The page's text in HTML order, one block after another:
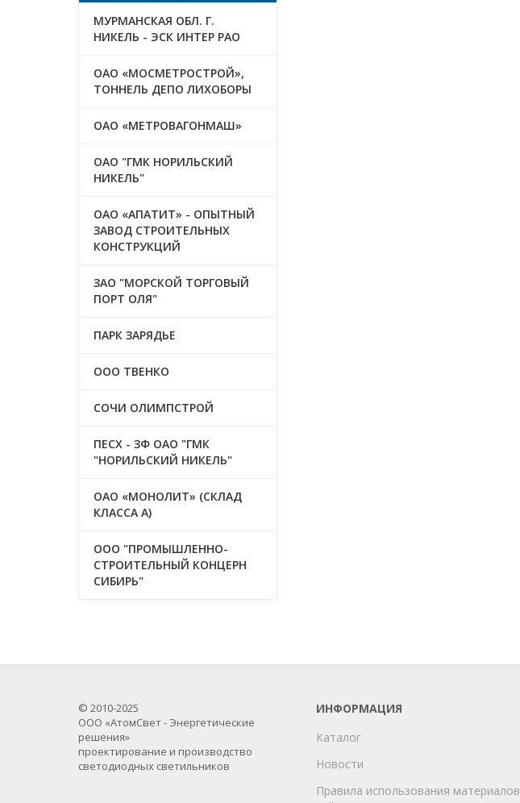
МУРМАНСКАЯ ОБЛ. Г.
НИКЕЛЬ - ЭСК ИНТЕР РАО
ОАО «МОСМЕТРОСТРОЙ»,
ТОННЕЛЬ ДЕПО ЛИХОБОРЫ
ОАО «МЕТРОВАГОНМАШ»
ОАО "ГМК НОРИЛЬСКИЙ
НИКЕЛЬ"
ОАО «АПАТИТ» - ОПЫТНЫЙ
ЗАВОД СТРОИТЕЛЬНЫХ
КОНСТРУКЦИЙ
ЗАО "МОРСКОЙ ТОРГОВЫЙ
ПОРТ ОЛЯ"
ПАРК ЗАРЯДЬЕ
ООО ТВЕНКО
СОЧИ ОЛИМПСТРОЙ
ПЕСХ - ЗФ ОАО "ГМК
"НОРИЛЬСКИЙ НИКЕЛЬ"
ОАО «МОНОЛИТ» (СКЛАД
КЛАССА А)
ООО "ПРОМЫШЛЕННО-
СТРОИТЕЛЬНЫЙ КОНЦЕРН
СИБИРЬ"
ИНФОРМАЦИЯ
Каталог
Новости
Правила использования материалов
© 2010-2025
ООО «АтомСвет - Энергетические
решения»
проектирование и производство
светодиодных светильников